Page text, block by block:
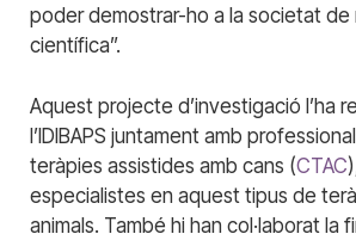
poder demostrar-ho a la societat de
científica”.
Aquest projecte d’investigació l’ha
l’IDIBAPS juntament amb
teràpies assistides amb cans (CTAC
especialistes en aquest tipus de
animals. També hi han col·laborat la